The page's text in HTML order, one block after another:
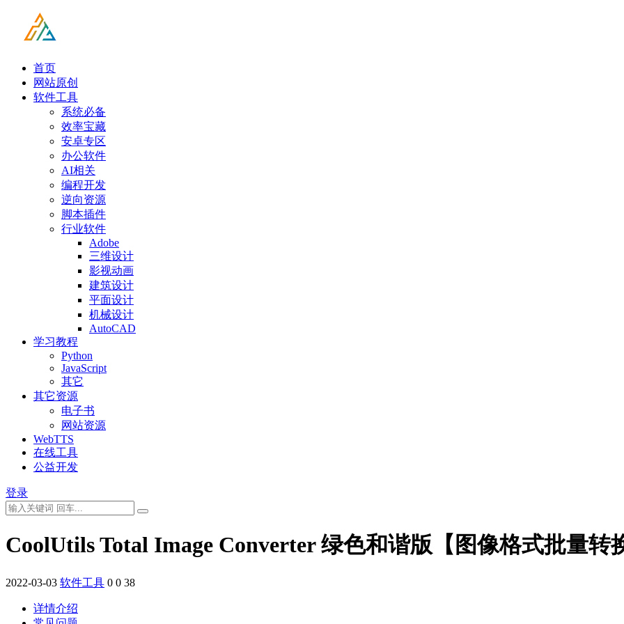
首页
网站原创
软件工具
系统必备
效率宝藏
安卓专区
办公软件
AI相关
编程开发
逆向资源
脚本插件
行业软件
Adobe
三维设计
影视动画
建筑设计
平面设计
机械设计
AutoCAD
学习教程
Python
JavaScript
其它
其它资源
电子书
网站资源
WebTTS
在线工具
公益开发
登录
CoolUtils Total Image Converter 绿色和谐版【图像格式批量转
2022-03-03 软件工具 0 0 38
详情介绍